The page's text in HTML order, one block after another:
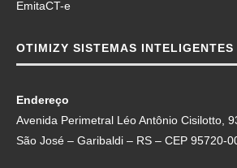
EmitaCT-e
OTIMIZY SISTEMAS INTELIGENTES
Endereço
Avenida Perimetral Léo Antônio Cisilotto,
São José – Garibaldi – RS – CEP 95720-